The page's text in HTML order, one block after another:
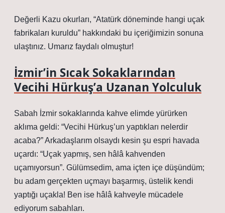
Değerli Kazu okurları, “Atatürk döneminde hangi uçak
fabrikaları kuruldu” hakkındaki bu içeriğimizin sonuna
ulaştınız. Umarız faydalı olmuştur!
İzmir’in Sıcak Sokaklarından
Vecihi Hürkuş’a Uzanan Yolculuk
Sabah İzmir sokaklarında kahve elimde yürürken
aklıma geldi: “Vecihi Hürkuş’un yaptıkları nelerdir
acaba?” Arkadaşlarım olsaydı kesin şu espri havada
uçardı: “Uçak yapmış, sen hâlâ kahvenden
uçamıyorsun”. Gülümsedim, ama içten içe düşündüm;
bu adam gerçekten uçmayı başarmış, üstelik kendi
yaptığı uçakla! Ben ise hâlâ kahveyle mücadele
ediyorum sabahları.